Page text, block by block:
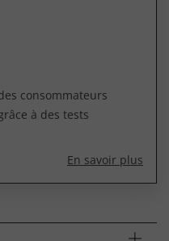
consommateurs
à des tests
En savoir plus